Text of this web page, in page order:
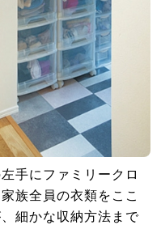
手にファミリークロ
族全員の衣類をここ
細かな収納方法まで